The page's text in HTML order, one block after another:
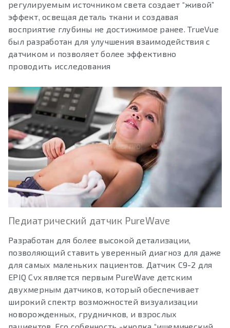
регулируемым источником света создает “живой”
эффект, освещая деталь ткани и создавая
восприятие глубины не достижимое ранее. TrueVue
был разработан для улучшения взаимодействия с
датчиком и позволяет более эффективно
проводить исследования
Педиатрический датчик PureWave
Разработан для более высокой детализации,
позволяющий ставить уверенный диагноз для даже
для самых маленьких пациентов. Датчик С9-2 для
EPIQ Cvx является первым PureWave детским
двухмерным датчиков, который обеспечивает
широкий спектр возможностей визуализации
новорожденных, грудничков, и взрослых